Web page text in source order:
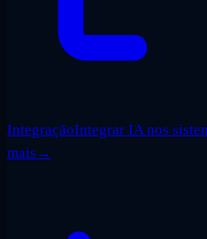
IntegraçãoIntegrar IA nos
mais →